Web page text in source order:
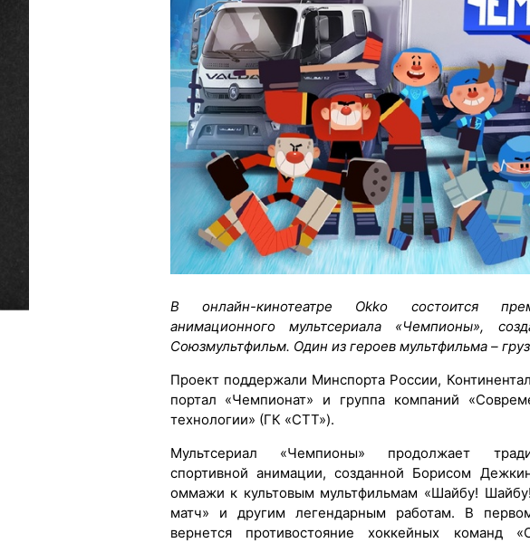
В онлайн-кинотеатре Okko состоится
анимационного мультсериала «Чемпионы»,
Союзмультфильм. Один из героев мультфильма –
Проект поддержали Минспорта России,
портал «Чемпионат» и группа компаний
технологии» (ГК «СТТ»).
Мультсериал «Чемпионы» продолжает
спортивной анимации, созданной Борисом
оммажи к культовым мультфильмам «Шайбу!
матч» и другим легендарным работам. В
вернется противостояние хоккейных команд